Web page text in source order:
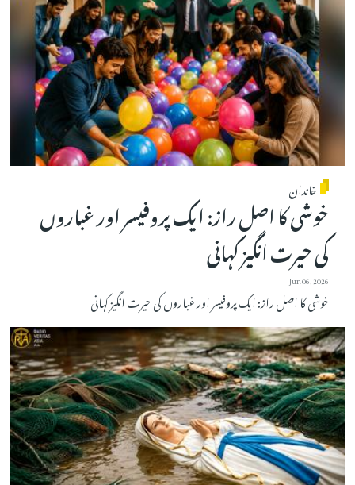
خاندان
خوشی کا اصل راز: ایک پروفیسر اور غباروں
کی حیرت انگیز کہانی
Jun 06, 2026
خوشی کا اصل راز: ایک پروفیسر اور غباروں کی حیرت انگیز کہانی